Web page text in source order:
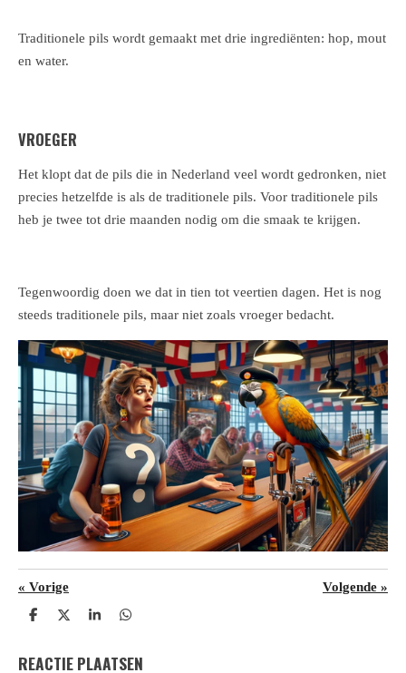
Traditionele pils wordt gemaakt met drie ingrediënten: hop, mout
en water.
VROEGER
Het klopt dat de pils die in Nederland veel wordt gedronken, niet
precies hetzelfde is als de traditionele pils. Voor traditionele pils
heb je twee tot drie maanden nodig om die smaak te krijgen.
Tegenwoordig doen we dat in tien tot veertien dagen. Het is nog
steeds traditionele pils, maar niet zoals vroeger bedacht.
« Vorige Volgende »
D
e
D
l
S
r
D
e
REACTIE PLAATSEN